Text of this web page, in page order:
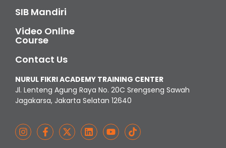
SIB Mandiri
Video Online
Course
Contact Us
NURUL FIKRI ACADEMY TRAINING CENTER
Jl. Lenteng Agung Raya No. 20C Srengseng Sawah
Jagakarsa, Jakarta Selatan 12640